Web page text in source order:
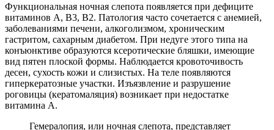
Функциональная ночная слепота появляется при дефиците
витаминов A, B3, B2. Патология часто сочетается с анемией,
заболеваниями печени, алкоголизмом, хроническим
гастритом, сахарным диабетом. При недуге этого типа на
конъюнктиве образуются ксеротические бляшки, имеющие
вид пятен плоской формы. Наблюдается кровоточивость
десен, сухость кожи и слизистых. На теле появляются
гиперкератозные участки. Изъязвление и разрушение
роговицы (кератомаляция) возникает при недостатке
витамина А.
Гемералопия, или ночная слепота, представляет